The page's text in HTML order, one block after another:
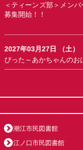
＜ティーンズ部＞メンバ
募集開始！！
2027年03月27日 （土）
ぴった～あかちゃんのお
潮江市民図書館
江ノ口市民図書館